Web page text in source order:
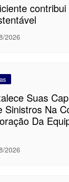
2026
Suas
Sinistros Na
Da
2026